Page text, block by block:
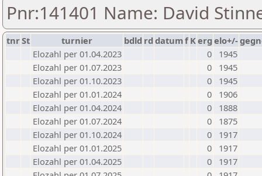
Pnr:141401 Name: David
tnrSt turnier bdld rd datumf Kerg elo+/-
Elozahl per 01.04.2023
0
1945
Elozahl per 01.07.2023
0
1945
Elozahl per 01.10.2023
0
1945
Elozahl per 01.01.2024
0
1906
Elozahl per 01.04.2024
0
1888
Elozahl per 01.07.2024
0
1875
Elozahl per 01.10.2024
0
1917
Elozahl per 01.01.2025
0
1917
Elozahl per 01.04.2025
0
1917